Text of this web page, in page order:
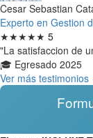
Cesar Sebastian
Experto en Gestion
★★★★★ 5
"La satisfaccion de
🎓 Egresado 2025
Ver más